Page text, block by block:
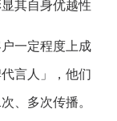
其自身优越性
一定程度上成
言人」，他们
、多次传播。